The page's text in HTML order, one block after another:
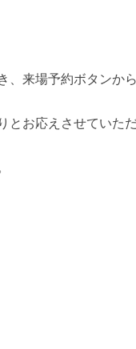
、来場予約ボタンか
とお応えさせていただ